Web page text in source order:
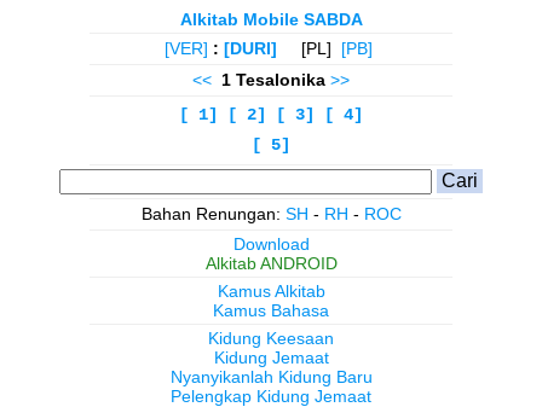
Alkitab Mobile SABDA
[VER] : [DURI] [PL] [PB]
<< 1 Tesalonika >>
[ 1]
[ 2] [ 3]
[ 4]
[ 5]
Bahan Renungan: SH - RH - ROC
Download
Alkitab ANDROID
Kamus Alkitab
Kamus Bahasa
Kidung Keesaan
Kidung Jemaat
Nyanyikanlah Kidung Baru
Pelengkap Kidung Jemaat